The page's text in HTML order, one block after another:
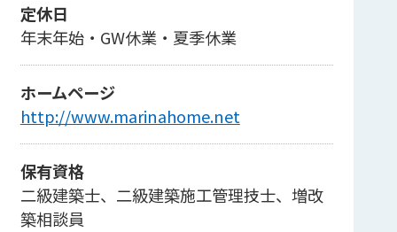
定休日
年末年始・GW休業・夏季休業
ホームページ
http://www.marinahome.net
保有資格
二級建築士、二級建築施工管理技士、増改
築相談員